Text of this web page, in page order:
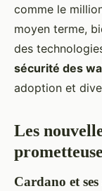
comme le
moyen terme,
des
sécurité des
adoption et
Les
Cardano et